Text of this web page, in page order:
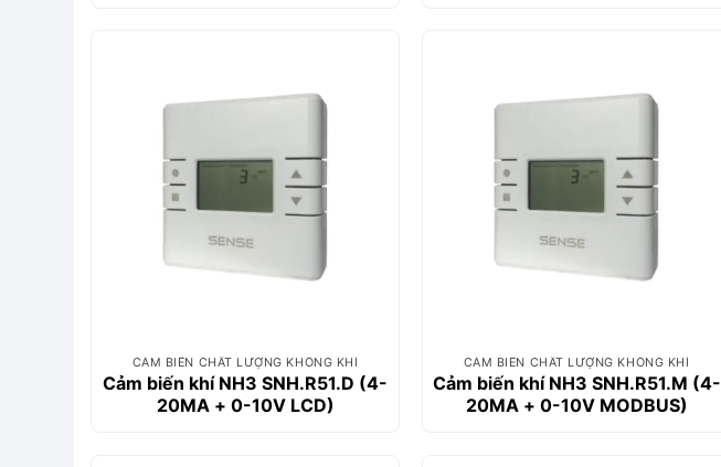
CẢM BIẾN CHẤT LƯỢNG KHÔNG KHÍ
Cảm biến khí NH3 SNH.R51.D (4-
20MA + 0-10V LCD)
CẢM BIẾN CHẤT LƯỢNG KHÔNG KHÍ
Cảm biến khí NH3 SNH.R51.M (4-
20MA + 0-10V MODBUS)